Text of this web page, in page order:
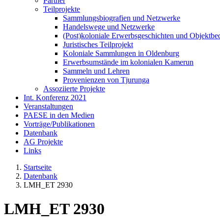
Teilprojekte
Sammlungsbiografien und Netzwerke
Handelswege und Netzwerke
(Post)koloniale Erwerbsgeschichten und
Juristisches Teilprojekt
Koloniale Sammlungen in Oldenburg
Erwerbsumstände im kolonialen Kamerun
Sammeln und Lehren
Provenienzen von Tjurunga
Assoziierte Projekte
Int. Konferenz 2021
Veranstaltungen
PAESE in den Medien
Vorträge/Publikationen
Datenbank
AG Projekte
Links
Startseite
Datenbank
LMH_ET 2930
LMH_ET 2930